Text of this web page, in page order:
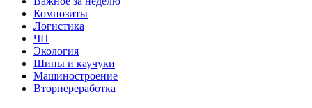
Композиты
Логистика
ЧП
Экология
Шины и каучуки
Машиностроение
Вторпереработка